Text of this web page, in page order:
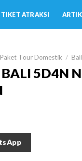
TIKET ATRAKSI
Paket Tour Domestik / Bali
5D4N